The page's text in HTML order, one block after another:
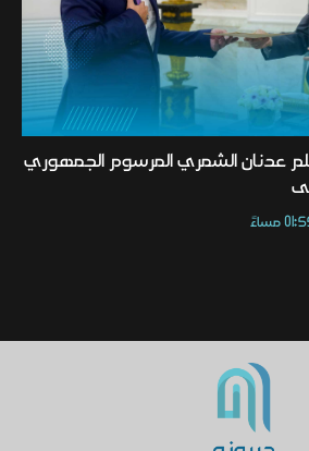
عدنان الشمري المرسوم الجمهوري